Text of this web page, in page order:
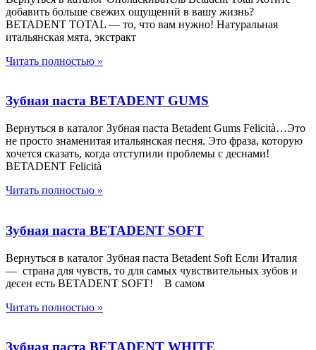
добавить больше свежих ощущений в вашу жизнь?
BETADENT TOTAL — то, что вам нужно! Натуральная
итальянская мята, экстракт
Читать полностью »
Зубная паста BETADENT GUMS
Вернуться в каталог Зубная паста Betadent Gums Felicità…Это
не просто знаменитая итальянская песня. Это фраза, которую
хочется сказать, когда отступили проблемы с деснами!
BETADENT Felicità
Читать полностью »
Зубная паста BETADENT SOFT
Вернуться в каталог Зубная паста Betadent Soft Если Италия
— страна для чувств, то для самых чувствительных зубов и
десен есть BETADENT SOFT! В самом
Читать полностью »
Зубная паста BETADENT WHITE